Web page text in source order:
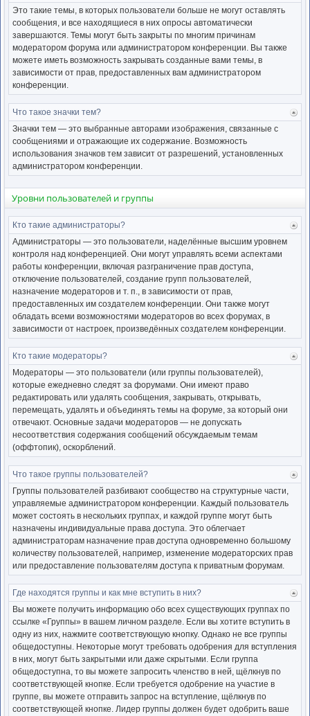
Это такие темы, в которых пользователи больше не могут оставлять
сообщения, и все находящиеся в них опросы автоматически
завершаются. Темы могут быть закрыты по многим причинам
модератором форума или администратором конференции. Вы также
можете иметь возможность закрывать созданные вами темы, в
зависимости от прав, предоставленных вам администратором
конференции.
Что такое значки тем?
Значки тем — это выбранные авторами изображения, связанные с
сообщениями и отражающие их содержание. Возможность
использования значков тем зависит от разрешений, установленных
администратором конференции.
Уровни пользователей и группы
Кто такие администраторы?
Администраторы — это пользователи, наделённые высшим уровнем
контроля над конференцией. Они могут управлять всеми аспектами
работы конференции, включая разграничение прав доступа,
отключение пользователей, создание групп пользователей,
назначение модераторов и т. п., в зависимости от прав,
предоставленных им создателем конференции. Они также могут
обладать всеми возможностями модераторов во всех форумах, в
зависимости от настроек, произведённых создателем конференции.
Кто такие модераторы?
Модераторы — это пользователи (или группы пользователей),
которые ежедневно следят за форумами. Они имеют право
редактировать или удалять сообщения, закрывать, открывать,
перемещать, удалять и объединять темы на форуме, за который они
отвечают. Основные задачи модераторов — не допускать
несоответствия содержания сообщений обсуждаемым темам
(оффтопик), оскорблений.
Что такое группы пользователей?
Группы пользователей разбивают сообщество на структурные части,
управляемые администратором конференции. Каждый пользователь
может состоять в нескольких группах, и каждой группе могут быть
назначены индивидуальные права доступа. Это облегчает
администраторам назначение прав доступа одновременно большому
количеству пользователей, например, изменение модераторских прав
или предоставление пользователям доступа к приватным форумам.
Где находятся группы и как мне вступить в них?
Вы можете получить информацию обо всех существующих группах по
ссылке «Группы» в вашем личном разделе. Если вы хотите вступить в
одну из них, нажмите соответствующую кнопку. Однако не все группы
общедоступны. Некоторые могут требовать одобрения для вступления
в них, могут быть закрытыми или даже скрытыми. Если группа
общедоступна, то вы можете запросить членство в ней, щёлкнув по
соответствующей кнопке. Если требуется одобрение на участие в
группе, вы можете отправить запрос на вступление, щёлкнув по
соответствующей кнопке. Лидер группы должен будет одобрить ваше